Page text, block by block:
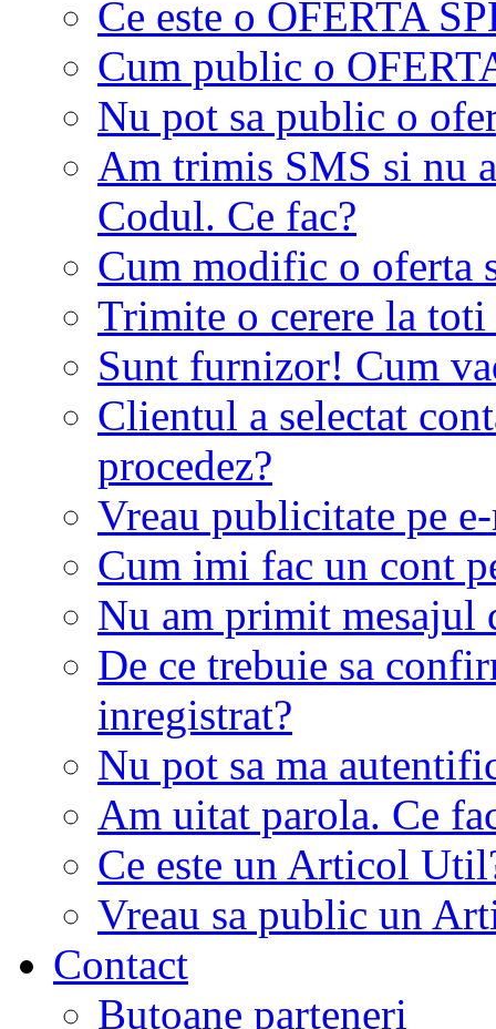
Ce este o OFERTA
Cum public o
Nu pot sa public o
Am trimis SMS si nu
Codul. Ce fac?
Cum modific o oferta
Trimite o cerere la
Sunt furnizor! Cum
Clientul a selectat
procedez?
Vreau publicitate pe
Cum imi fac un cont
Nu am primit mesajul
De ce trebuie sa
inregistrat?
Nu pot sa ma
Am uitat parola. Ce
Ce este un Articol
Vreau sa public un
Contact
Butoane parteneri